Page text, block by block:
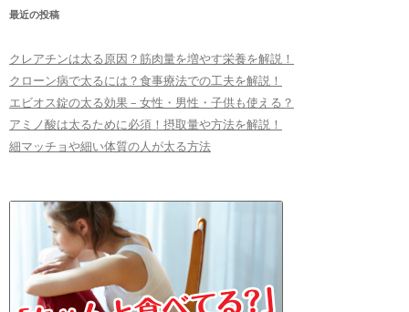
最近の投稿
クレアチンは太る原因？筋肉量を増やす栄養を解説！
クローン病で太るには？食事療法での工夫を解説！
エビオス錠の太る効果 – 女性・男性・子供も使える？
アミノ酸は太るために必須！摂取量や方法を解説！
細マッチョや細い体質の人が太る方法